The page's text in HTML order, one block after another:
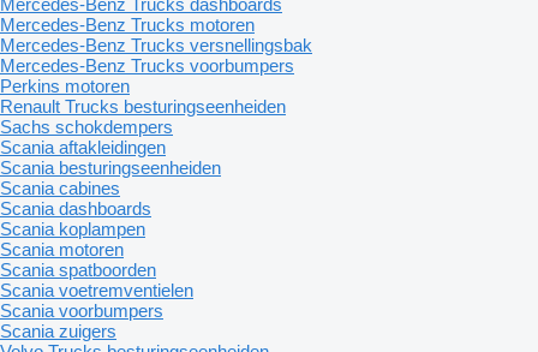
Mercedes-Benz Trucks motoren
Mercedes-Benz Trucks versnellingsbak
Mercedes-Benz Trucks voorbumpers
Perkins motoren
Renault Trucks besturingseenheiden
Sachs schokdempers
Scania aftakleidingen
Scania besturingseenheiden
Scania cabines
Scania dashboards
Scania koplampen
Scania motoren
Scania spatboorden
Scania voetremventielen
Scania voorbumpers
Scania zuigers